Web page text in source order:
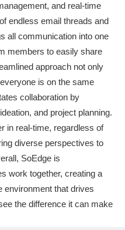
and real-time
endless email threads and
all communication into one
members to easily share
approach not only
is on the same
collaboration by
and project planning.
in real-time, regardless of
diverse perspectives to
SoEdge is
work together, creating a
environment that drives
the difference it can make